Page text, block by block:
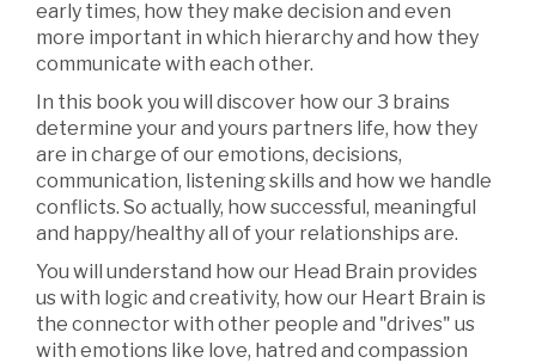
early times, how they make decision and even
more important in which hierarchy and how they
communicate with each other.
In this book you will discover how our 3 brains
determine your and yours partners life, how they
are in charge of our emotions, decisions,
communication, listening skills and how we handle
conflicts. So actually, how successful, meaningful
and happy/healthy all of your relationships are.
You will understand how our Head Brain provides
us with logic and creativity, how our Heart Brain is
the connector with other people and "drives" us
with emotions like love, hatred and compassion